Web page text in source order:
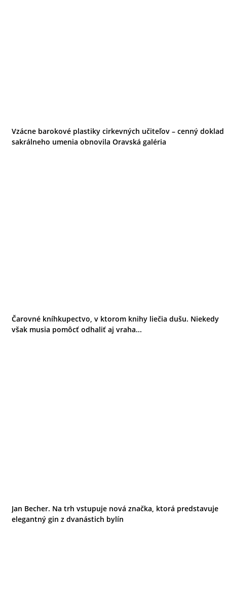
Vzácne barokové plastiky cirkevných učiteľov – cenný doklad
sakrálneho umenia obnovila Oravská galéria
Čarovné kníhkupectvo, v ktorom knihy liečia dušu. Niekedy
však musia pomôcť odhaliť aj vraha...
Jan Becher. Na trh vstupuje nová značka, ktorá predstavuje
elegantný gin z dvanástich bylín